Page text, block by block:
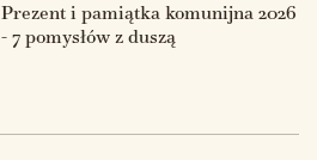
Prezent i pamiątka komunijna 2026
- 7 pomysłów z duszą